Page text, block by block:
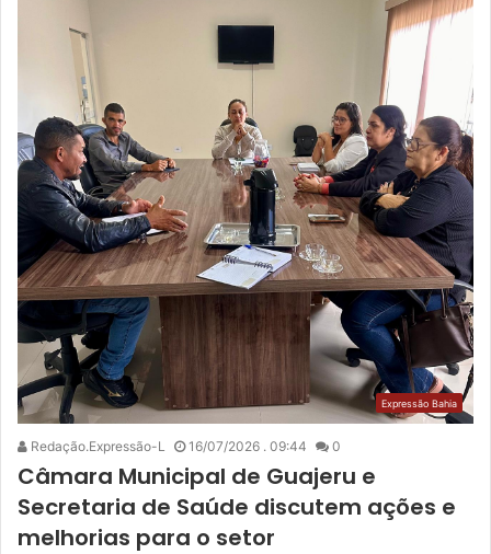
Expressão Bahia
Redação.Expressão-L 16/07/2026 . 09:44 0
Câmara Municipal de Guajeru e
Secretaria de Saúde discutem ações e
melhorias para o setor